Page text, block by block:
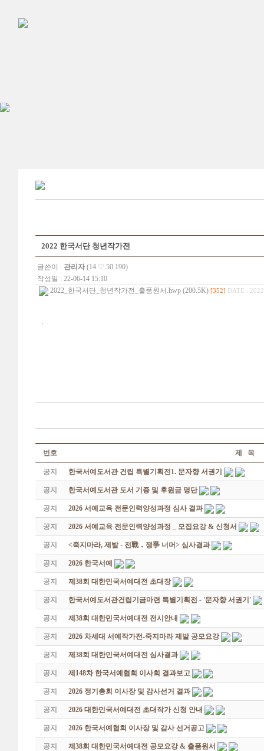
2022 한국서단 청년작가전
글쓴이 : 관리자 (14.♡.50.190)
작성일 : 22-06-14 15:10
2022_한국서단_청년작가전_출품원서.hwp (200.5K) [352] DATE :
.
번호 제 목
공지 한국서예도서관 건립 특별기획전1. 문자향 서권기
공지 한국서예도서관 도서 기증 및 후원금 명단
공지 2026 서예교육 전문인력양성과정 심사 결과
공지 2026 서예교육 전문인력양성과정 _ 모집요강 & 신청서
공지 <죽지마라, 제발 - 전戰 ․ 쟁爭 너머> 심사결과
공지 2026 한국서예
공지 제38회 대한민국서예대전 초대장
공지 한국서예도서관건립기금마련 특별기획전 - '문자향 서권기'
공지 제38회 대한민국서예대전 전시안내
공지 2026 차세대 서예작가전-죽지마라 제발 공모요강
공지 제38회 대한민국서예대전 심사결과
공지 제148차 한국서예협회 이사회 결과보고
공지 2026 정기총회 이사장 및 감사선거 결과
공지 2026 대한민국서예대전 초대작가 신청 안내
공지 2026 한국서예협회 이사장 및 감사 선거공고
공지 제38회 대한민국서예대전 공모요강 & 출품원서